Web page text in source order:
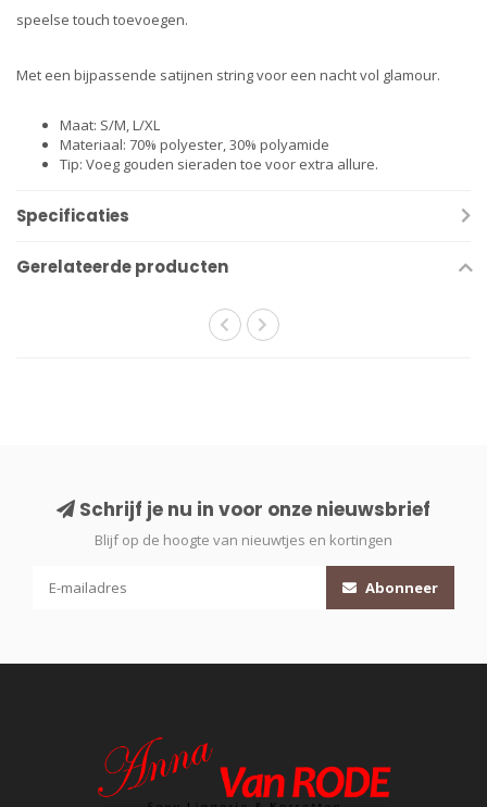
speelse touch toevoegen.
Met een bijpassende satijnen string voor een nacht vol glamour.
Maat: S/M, L/XL
Materiaal: 70% polyester, 30% polyamide
Tip: Voeg gouden sieraden toe voor extra allure.
Specificaties
Gerelateerde producten
Schrijf je nu in voor onze nieuwsbrief
Blijf op de hoogte van nieuwtjes en kortingen
Abonneer